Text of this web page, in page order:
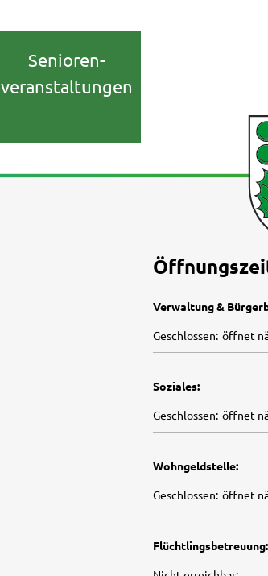
Senioren-
veranstaltungen
Verwaltung &
Klicken, um weitere
Geschlossen: öffnet
Soziales:
Klicken, um weitere
Geschlossen: öffnet
Wohngeldstelle:
Klicken, um weitere
Geschlossen: öffnet
Flüchtlingsbetreuung: